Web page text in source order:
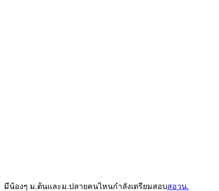
มีน้องๆ ม.ต้นและม.ปลายคนไหนกำลังเตรียมสอบสอวน.